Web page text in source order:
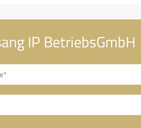
IP BetriebsGmbH